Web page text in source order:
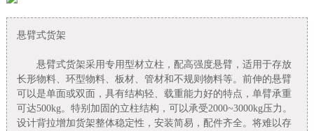
悬臂式货架
悬臂式货架采用专用型材立柱，配高强度悬臂，适用于存放
长形物料、环型物料、板材、管材和不规则物料等。前伸的悬臂
可以是单面或双面，具有结构轻、载重能力好的特点，单臂承重
可达500kg。特别加固的立柱结构，可以承受2000~3000kg压力。
设计背拉增加货架整体稳定性，安装简易，配件齐全。将难以存